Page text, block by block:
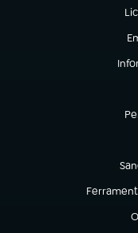
(abre em